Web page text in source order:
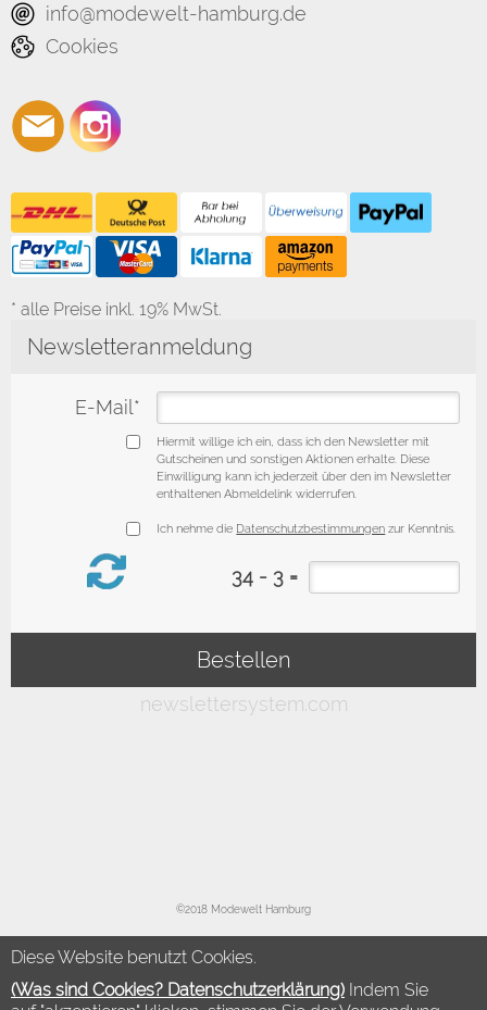
Diese Website benutzt Cookies.
(Was sind Cookies? Datenschutzerklärung) Indem Sie
info@modewelt-hamburg.de
Cookies
* alle Preise inkl. 19% MwSt.
©2018 Modewelt Hamburg